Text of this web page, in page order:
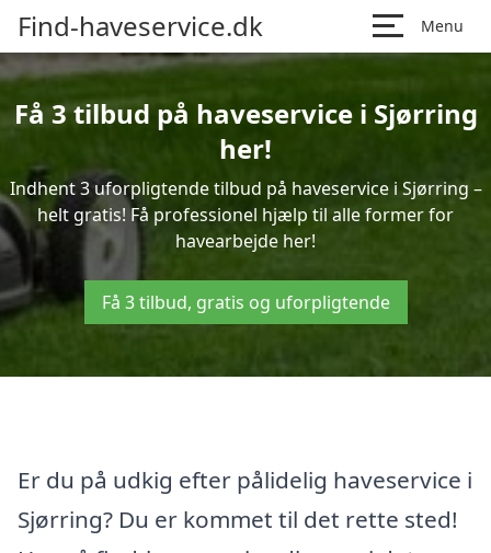
Find-haveservice.dk Menu
Få 3 tilbud på haveservice i Sjørring
her!
Indhent 3 uforpligtende tilbud på haveservice i Sjørring –
helt gratis! Få professionel hjælp til alle former for
havearbejde her!
Få 3 tilbud, gratis og uforpligtende
Er du på udkig efter pålidelig haveservice i
Sjørring? Du er kommet til det rette sted!